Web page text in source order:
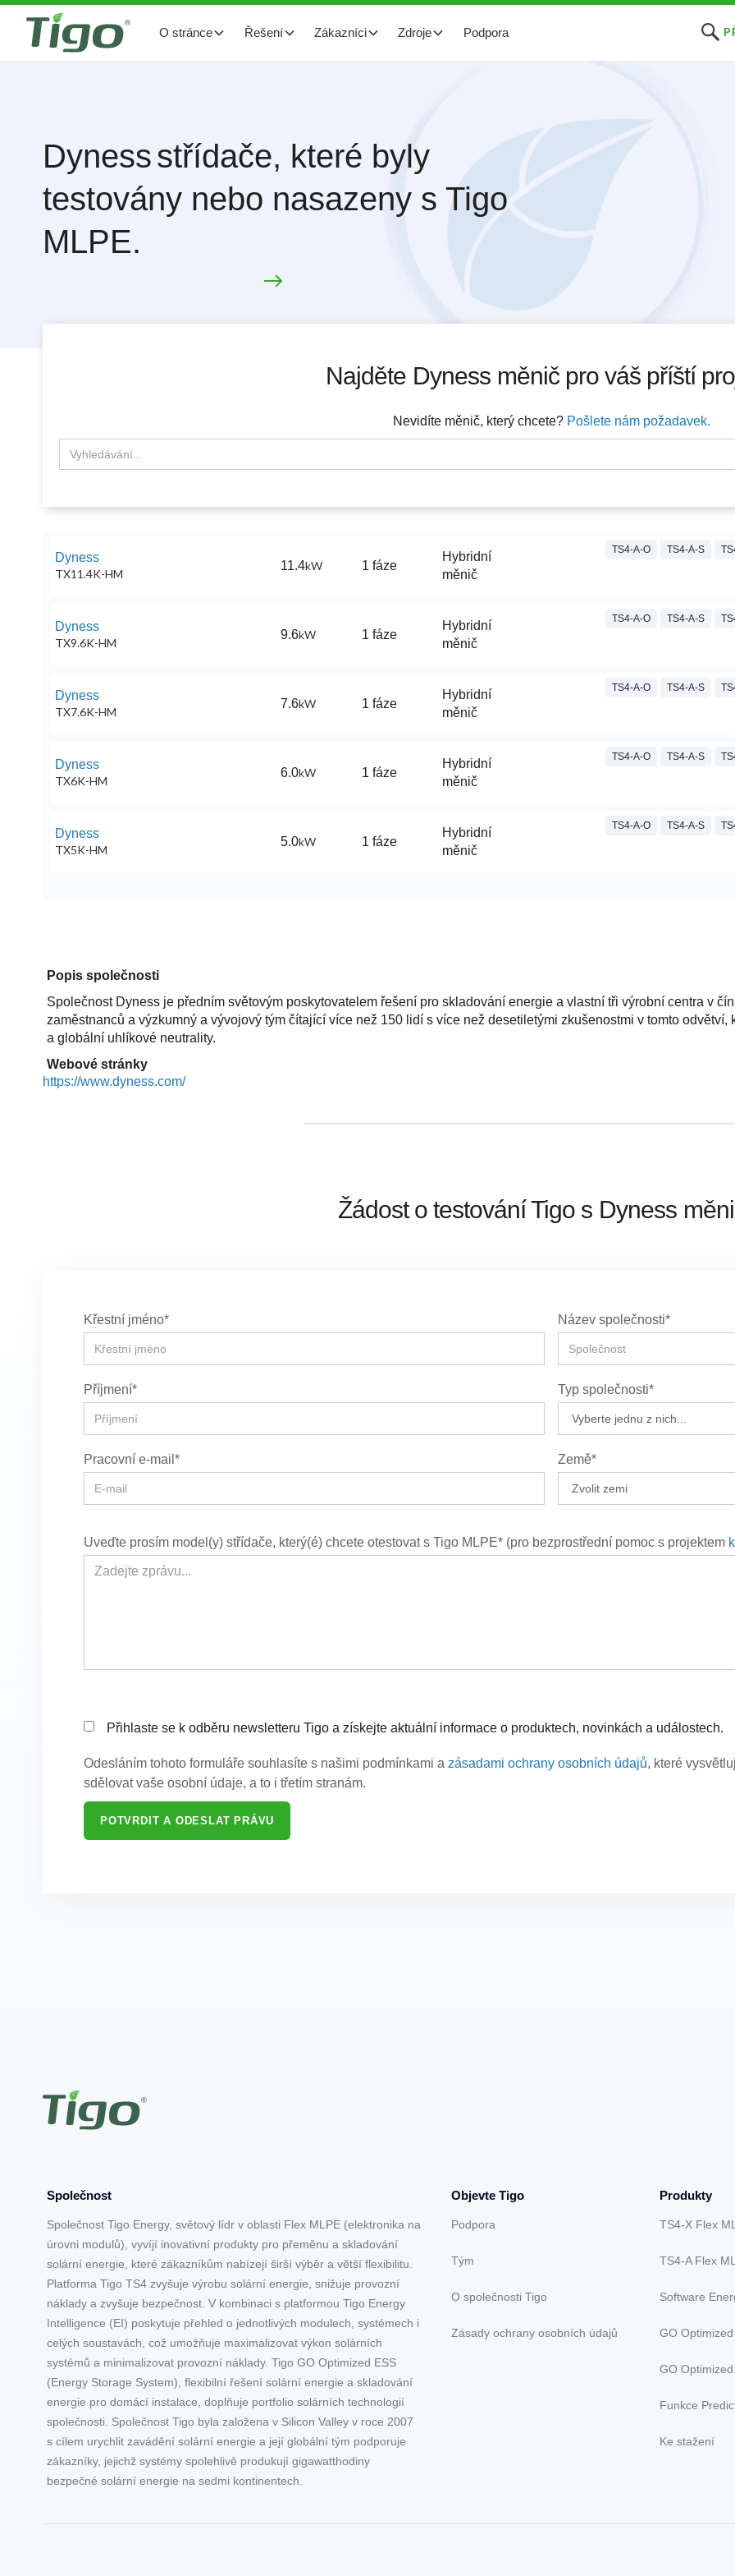
O stránce Řešení Zákazníci Zdroje Podpora
Dynessstřídače, které byly
testovány nebo nasazeny s Tigo
MLPE.
Najděte Dyness měnič pro váš příští
Nevidíte měnič, který chcete? Pošlete nám požadavek.
Dyness
TX11.4K-HM
11.4kW 1 fáze
Hybridní
měnič
TS4-A-O TS4-A-S
Dyness
TX9.6K-HM
9.6kW 1 fáze
Hybridní
měnič
TS4-A-O TS4-A-S
Dyness
TX7.6K-HM
7.6kW 1 fáze
Hybridní
měnič
TS4-A-O TS4-A-S
Dyness
TX6K-HM
6.0kW 1 fáze
Hybridní
měnič
TS4-A-O TS4-A-S
Dyness
TX5K-HM
5.0kW 1 fáze
Hybridní
měnič
TS4-A-O TS4-A-S
Popis společnosti
Společnost Dyness je předním světovým poskytovatelem řešení pro skladování energie a vlastní tři výrobní centra v
zaměstnanců a výzkumný a vývojový tým čítající více než 150 lidí s více než desetiletými zkušenostmi v tomto
a globální uhlíkové neutrality.
Webové stránky
https://www.dyness.com/
Žádost o testování Tigo s Dyness
Křestní jméno*
Příjmení*
Pracovní e-mail*
Název společnosti*
Typ společnosti*
Země*
Uveďte prosím model(y) střídače, který(é) chcete otestovat s Tigo MLPE* (pro bezprostřední pomoc s projektem
Přihlaste se k odběru newsletteru Tigo a získejte aktuální informace o produktech, novinkách a událostech.
Odesláním tohoto formuláře souhlasíte s našimi podmínkami a zásadami ochrany osobních údajů, které
sdělovat vaše osobní údaje, a to i třetím stranám.
Společnost
Společnost Tigo Energy, světový lídr v oblasti Flex MLPE (elektronika na
úrovni modulů), vyvíjí inovativní produkty pro přeměnu a skladování
solární energie, které zákazníkům nabízejí širší výběr a větší flexibilitu.
Platforma Tigo TS4 zvyšuje výrobu solární energie, snižuje provozní
náklady a zvyšuje bezpečnost. V kombinaci s platformou Tigo Energy
Intelligence (EI) poskytuje přehled o jednotlivých modulech, systémech i
celých soustavách, což umožňuje maximalizovat výkon solárních
systémů a minimalizovat provozní náklady. Tigo GO Optimized ESS
(Energy Storage System), flexibilní řešení solární energie a skladování
energie pro domácí instalace, doplňuje portfolio solárních technologií
společnosti. Společnost Tigo byla založena v Silicon Valley v roce 2007
s cílem urychlit zavádění solární energie a její globální tým podporuje
zákazníky, jejichž systémy spolehlivě produkují gigawatthodiny
bezpečné solární energie na sedmi kontinentech.
Objevte Tigo
Podpora
Tým
O společnosti Tigo
Zásady ochrany osobních údajů
Produkty
TS4-X Flex
TS4-A Flex
Software
GO
GO
Funkce
Ke stažení